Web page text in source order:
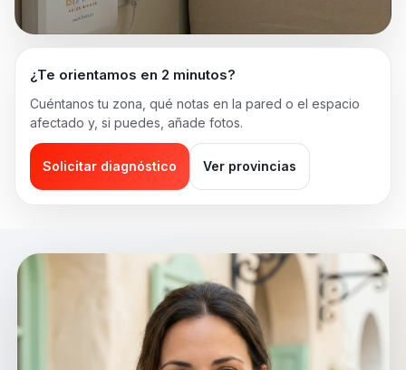
¿Te orientamos en 2 minutos?
Cuéntanos tu zona, qué notas en la pared o el espacio
afectado y, si puedes, añade fotos.
Solicitar diagnóstico Ver provincias